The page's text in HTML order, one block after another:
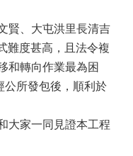
賢、大屯洪里長清吉
難度甚高，且法令複
和轉向作業最為困
公所發包後，順利於
大家一同見證本工程